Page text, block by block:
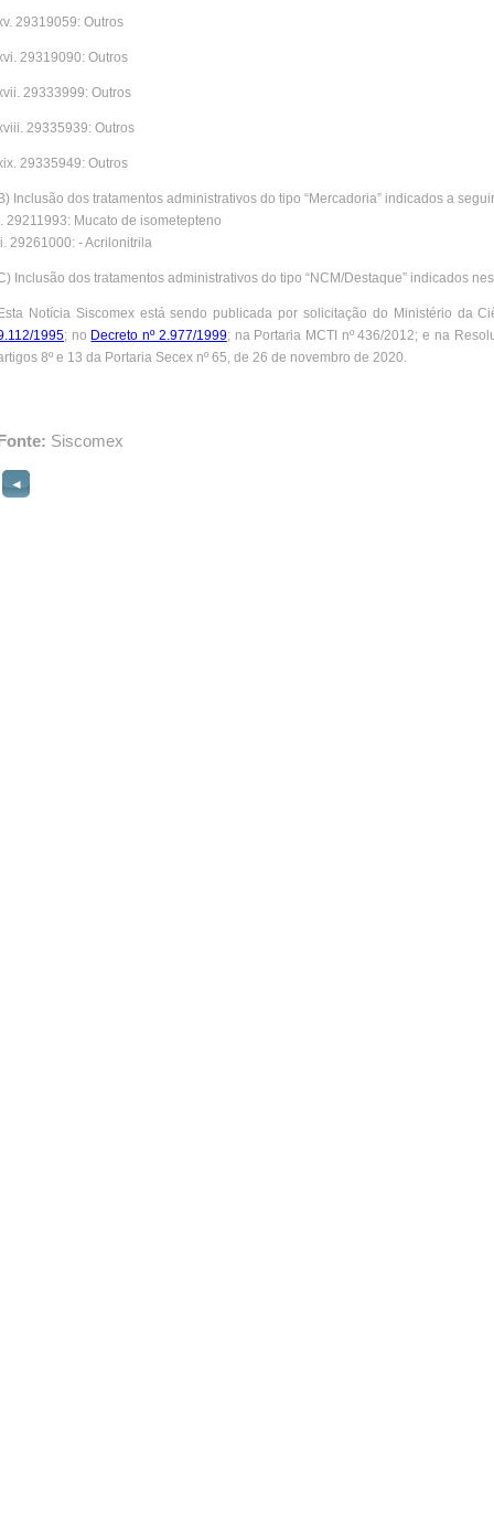
29319059: Outros
29319090: Outros
29333999: Outros
29335939: Outros
29335949: Outros
Inclusão dos tratamentos administrativos do tipo “Mercadoria” indicados a
29211993: Mucato de isometepteno
29261000: - Acrilonitrila
Inclusão dos tratamentos administrativos do tipo “NCM/Destaque” indicados
Notícia Siscomex está sendo publicada por solicitação do Ministério da
1995; no Decreto nº 2.977/1999; na Portaria MCTI nº 436/2012; e na
8º e 13 da Portaria Secex nº 65, de 26 de novembro de 2020.
Siscomex
◄